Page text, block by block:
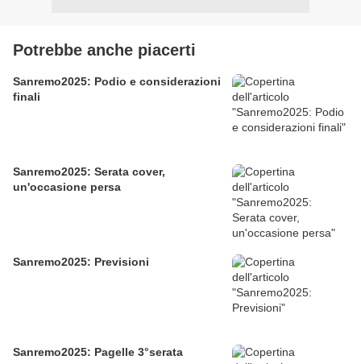
Potrebbe anche piacerti
Sanremo2025: Podio e considerazioni
finali
Sanremo2025: Serata cover,
un'occasione persa
Sanremo2025: Previsioni
Sanremo2025: Pagelle 3°serata